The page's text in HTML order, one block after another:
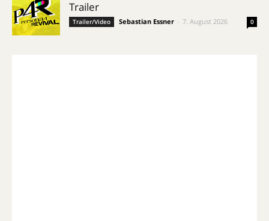
Trailer
Trailer/Video Sebastian Essner 7. August 2026 0